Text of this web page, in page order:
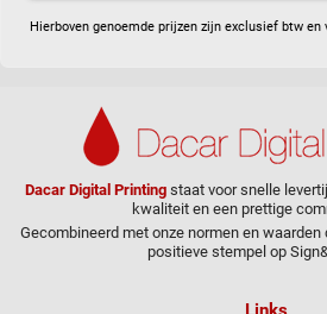
Hierboven genoemde prijzen zijn exclusief btw en
Dacar Digital Printing staat voor snelle
kwaliteit en een prettige
Gecombineerd met onze normen en waarden
positieve stempel op